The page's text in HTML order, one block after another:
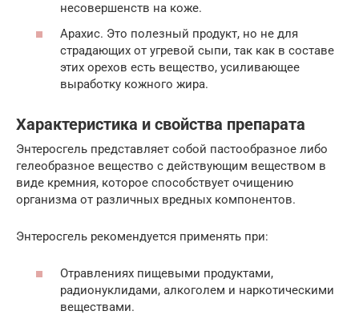
несовершенств на коже.
Арахис. Это полезный продукт, но не для
страдающих от угревой сыпи, так как в составе
этих орехов есть вещество, усиливающее
выработку кожного жира.
Характеристика и свойства препарата
Энтеросгель представляет собой пастообразное либо
гелеобразное вещество с действующим веществом в
виде кремния, которое способствует очищению
организма от различных вредных компонентов.
Энтеросгель рекомендуется применять при:
Отравлениях пищевыми продуктами,
радионуклидами, алкоголем и наркотическими
веществами.